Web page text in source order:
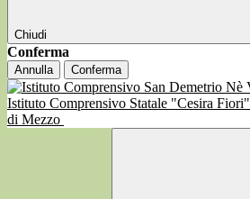
Chiudi
Conferma
Annulla Conferma
Istituto Comprensivo Statale "Cesira Fiori"
di Mezzo